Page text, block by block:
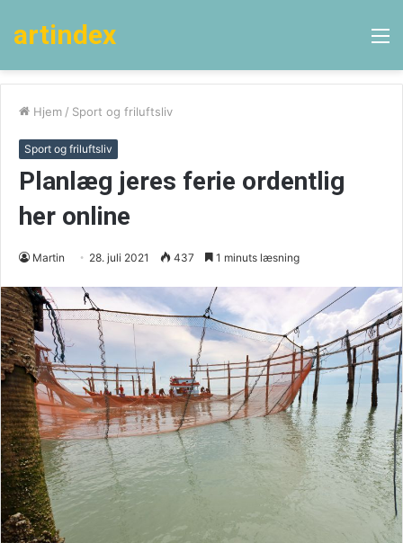
artindex
Hjem / Sport og friluftsliv
Sport og friluftsliv
Planlæg jeres ferie ordentlig
her online
Martin 28. juli 2021 437 1 minuts læsning